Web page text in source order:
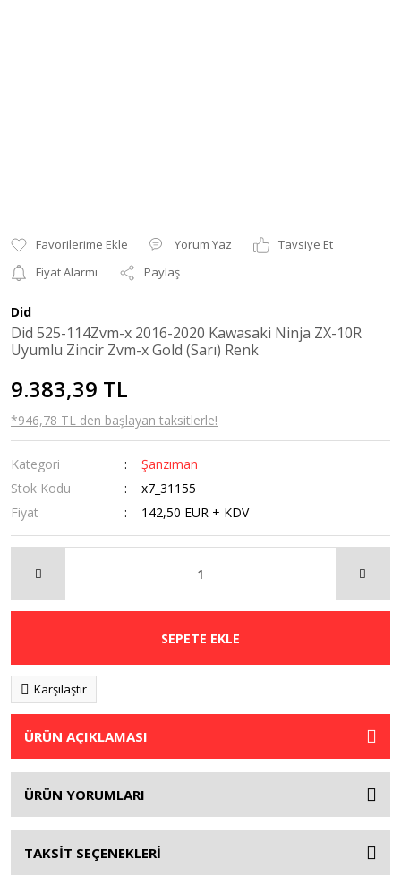
Yorum Yaz
Tavsiye Et
Fiyat Alarmı
Paylaş
Did
Did 525-114Zvm-x 2016-2020 Kawasaki Ninja ZX-10R
Uyumlu Zincir Zvm-x Gold (Sarı) Renk
9.383,39 TL
*946,78 TL den başlayan taksitlerle!
Kategori
Şanzıman
Stok Kodu
x7_31155
Fiyat
142,50 EUR + KDV
SEPETE EKLE
Karşılaştır
ÜRÜN AÇIKLAMASI
ÜRÜN YORUMLARI
TAKSİT SEÇENEKLERİ